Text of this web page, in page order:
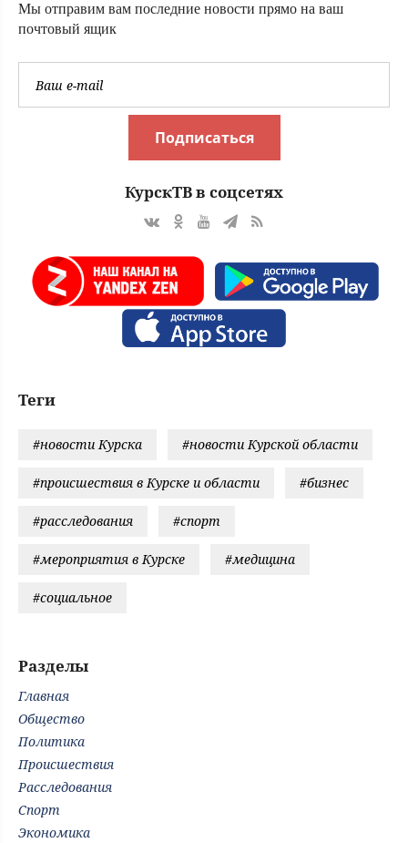
жалеет об этом до
сих пор ✿✔️
TVCenter.ru
Мы отправим вам последние новости прямо на ваш
почтовый ящик
Подписаться
КурскТВ в соцсетях
Теги
#новости Курска #новости Курской области
#происшествия в Курске и области #бизнес
#расследования #спорт
#мероприятия в Курске #медицина
#социальное
Разделы
Главная
Общество
Политика
Происшествия
Расследования
Спорт
Экономика